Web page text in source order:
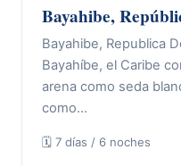
Bayahibe,
Bayahibe, Republica
Bayahíbe, el Caribe
arena como seda
como…
🗓 7 días / 6 noches